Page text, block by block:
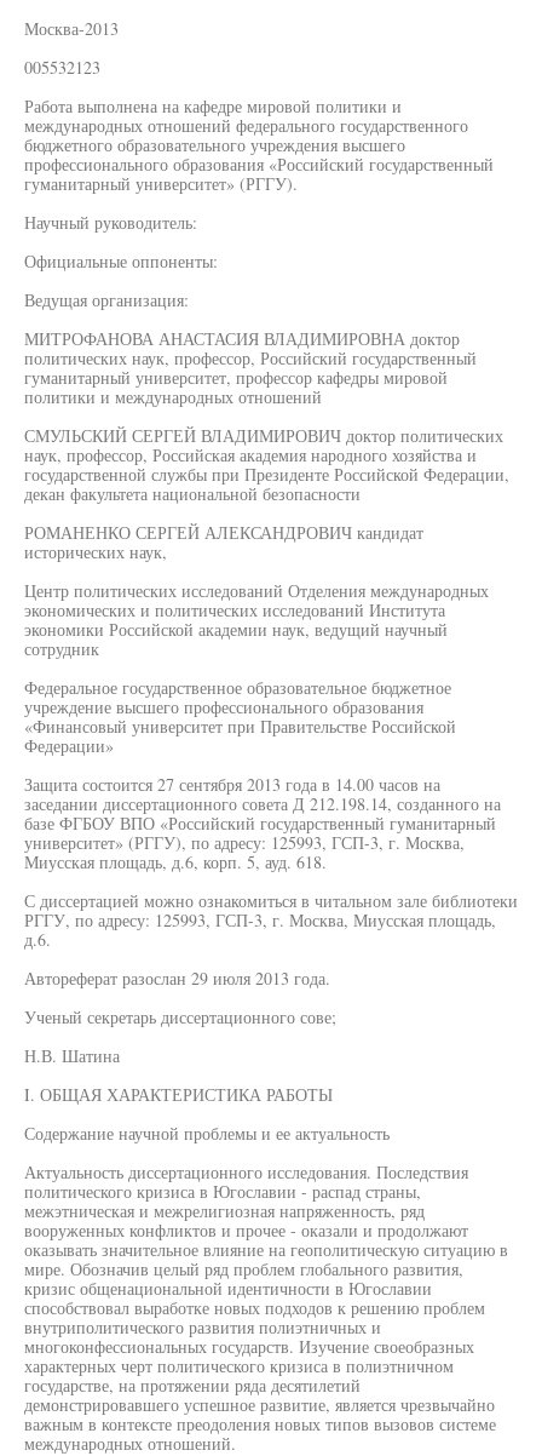
Москва-2013
005532123
Работа выполнена на кафедре мировой политики и
международных отношений федерального государственного
бюджетного образовательного учреждения высшего
профессионального образования «Российский государственный
гуманитарный университет» (РГГУ).
Научный руководитель:
Официальные оппоненты:
Ведущая организация:
МИТРОФАНОВА АНАСТАСИЯ ВЛАДИМИРОВНА доктор
политических наук, профессор, Российский государственный
гуманитарный университет, профессор кафедры мировой
политики и международных отношений
СМУЛЬСКИЙ СЕРГЕЙ ВЛАДИМИРОВИЧ доктор политических
наук, профессор, Российская академия народного хозяйства и
государственной службы при Президенте Российской Федерации,
декан факультета национальной безопасности
РОМАНЕНКО СЕРГЕЙ АЛЕКСАНДРОВИЧ кандидат
исторических наук,
Центр политических исследований Отделения международных
экономических и политических исследований Института
экономики Российской академии наук, ведущий научный
сотрудник
Федеральное государственное образовательное бюджетное
учреждение высшего профессионального образования
«Финансовый университет при Правительстве Российской
Федерации»
Защита состоится 27 сентября 2013 года в 14.00 часов на
заседании диссертационного совета Д 212.198.14, созданного на
базе ФГБОУ ВПО «Российский государственный гуманитарный
университет» (РГГУ), по адресу: 125993, ГСП-3, г. Москва,
Миусская площадь, д.6, корп. 5, ауд. 618.
С диссертацией можно ознакомиться в читальном зале библиотеки
РГГУ, по адресу: 125993, ГСП-3, г. Москва, Миусская площадь,
д.6.
Автореферат разослан 29 июля 2013 года.
Ученый секретарь диссертационного сове;
Н.В. Шатина
I. ОБЩАЯ ХАРАКТЕРИСТИКА РАБОТЫ
Содержание научной проблемы и ее актуальность
Актуальность диссертационного исследования. Последствия
политического кризиса в Югославии - распад страны,
межэтническая и межрелигиозная напряженность, ряд
вооруженных конфликтов и прочее - оказали и продолжают
оказывать значительное влияние на геополитическую ситуацию в
мире. Обозначив целый ряд проблем глобального развития,
кризис общенациональной идентичности в Югославии
способствовал выработке новых подходов к решению проблем
внутриполитического развития полиэтничных и
многоконфессиональных государств. Изучение своеобразных
характерных черт политического кризиса в полиэтничном
государстве, на протяжении ряда десятилетий
демонстрировавшего успешное развитие, является чрезвычайно
важным в контексте преодоления новых типов вызовов системе
международных отношений.